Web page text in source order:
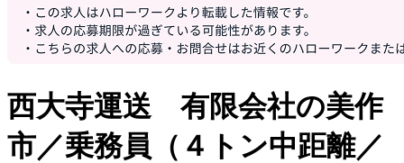
西大寺運送 有限会社の美作
市／乗務員（４トン中距離／